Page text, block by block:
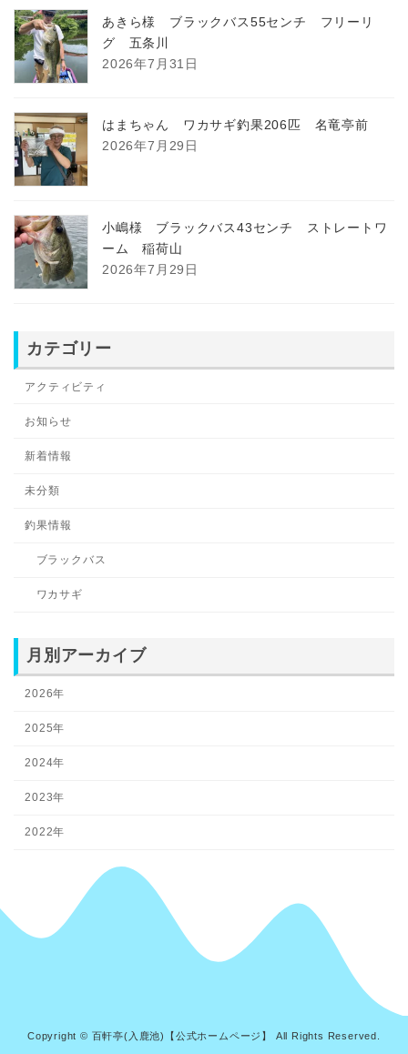
あきら様 ブラックバス55センチ フリーリ
グ 五条川
2026年7月31日
はまちゃん ワカサギ釣果206匹 名竜亭前
2026年7月29日
小嶋様 ブラックバス43センチ ストレートワ
ーム 稲荷山
2026年7月29日
カテゴリー
アクティビティ
お知らせ
新着情報
未分類
釣果情報
ブラックバス
ワカサギ
月別アーカイブ
2026年
2025年
2024年
2023年
2022年
Copyright © 百軒亭(入鹿池)【公式ホームページ】 All Rights Reserved.